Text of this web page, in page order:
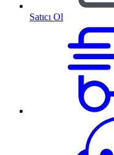
Satıcı Ol